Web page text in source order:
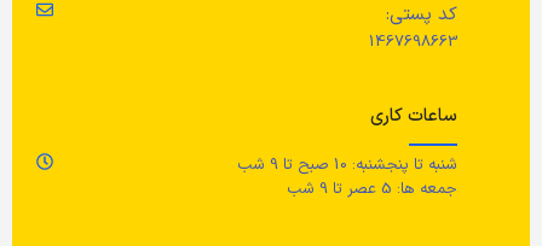
کد پستی:
1467698663
ساعات کاری
شنبه تا پنجشنبه: 10 صبح تا 9 شب
جمعه ها: 5 عصر تا 9 شب